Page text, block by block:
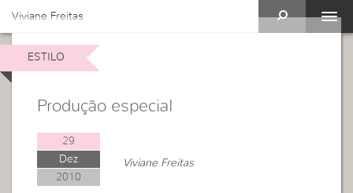
Viviane Freitas
ESTILO
Produção especial
29
Dez
2010
Viviane Freitas